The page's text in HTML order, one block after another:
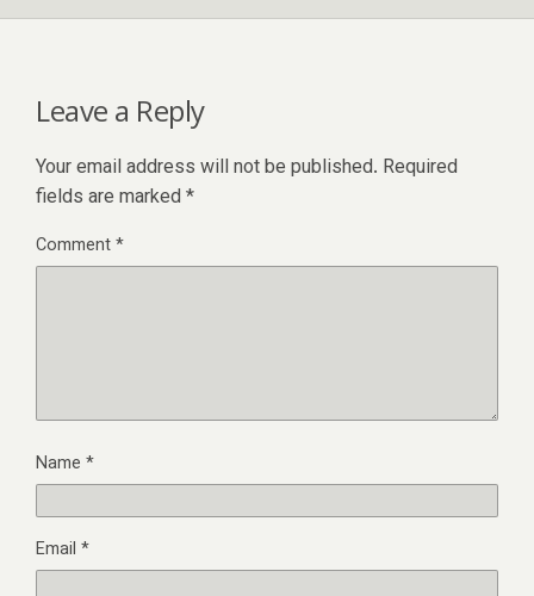
Leave a Reply
Your email address will not be published. Required
fields are marked *
Comment*
Name *
Email *